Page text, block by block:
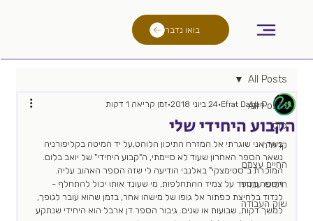
בואו נדבר
All Posts
גיוס
קריירה
החיים עצמם
חיפוש עבודה
שוק העבודה
All Posts
הקבוע היחידי שלי
Efrat Dagan 24 ביוני 2018 זמן קריאה 1 דקות
בעוד אני שוגרתי אל המזרח התיכון הלוהט,על יד המיטה בקליפורניה
נשאר הספר האחרון שעוד לא סיימתי, ה"קבוע היחידי" של יואב בלום.
המוכרת ב"סטימצקי" באלנבי הודיעה לי שזה הספר האהוב עליה.
הספר מספר על צמיד ההתחלפות, מי שעונד אותו יכול להתחלף -
לנדוד בלחיצת כפתור אל גופו של מישהו אחר, בזמן שהוא עובר לגופך,
למשך דקות, שבועות או שנים. גיבור הספר דן ארבל הוא היחידי שנתקע